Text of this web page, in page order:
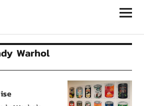
Hamburg
Warhol